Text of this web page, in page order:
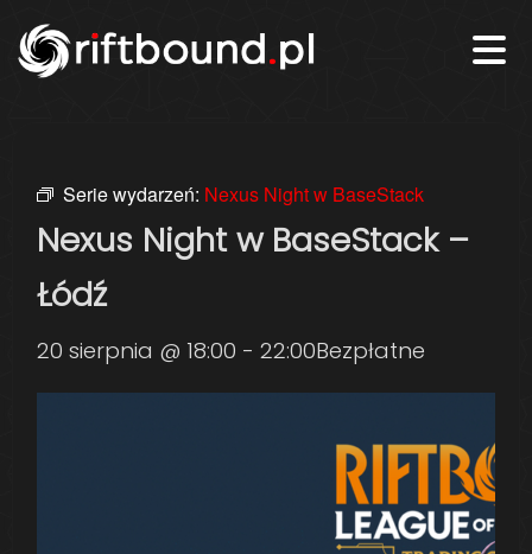
Serie wydarzeń: Nexus Night w BaseStack
Nexus Night w BaseStack –
Łódź
20 sierpnia @ 18:00 - 22:00Bezpłatne